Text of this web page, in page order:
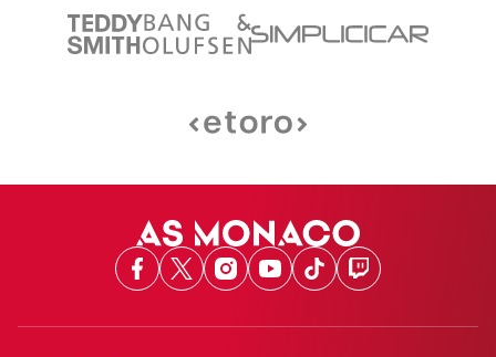
Facebook
X Instagram
Youtube
TikTokTwitch